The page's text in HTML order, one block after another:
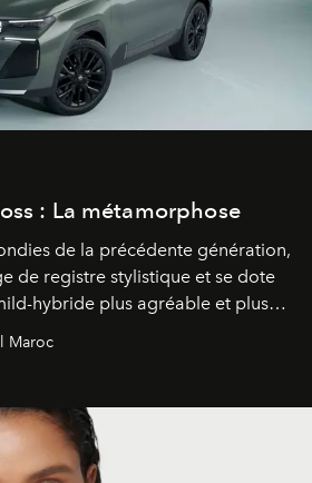
: La métamorphose
de la précédente génération,
de registre stylistique et se dote
hybride plus agréable et plus
Maroc